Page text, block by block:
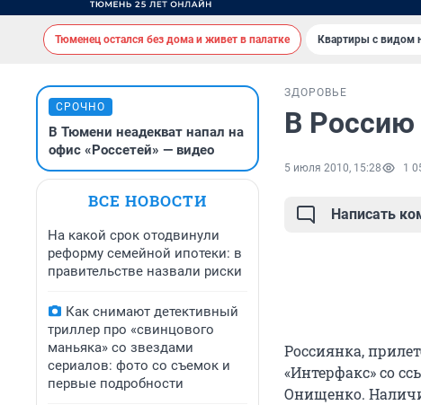
Тюменец остался без дома и живет в палатке Квартиры с видом
СРОЧНО
В Тюмени неадекват напал на
офис «Россетей» — видео
ВСЕ НОВОСТИ
На какой срок отодвинули
реформу семейной ипотеки: в
правительстве назвали риски
Как снимают детективный
триллер про «свинцового
маньяка» со звездами
сериалов: фото со съемок и
первые подробности
ЗДОРОВЬЕ
В Россию
5 июля 2010, 15:28 1
Написать
Россиянка,
«Интерфакс» со
Онищенко.